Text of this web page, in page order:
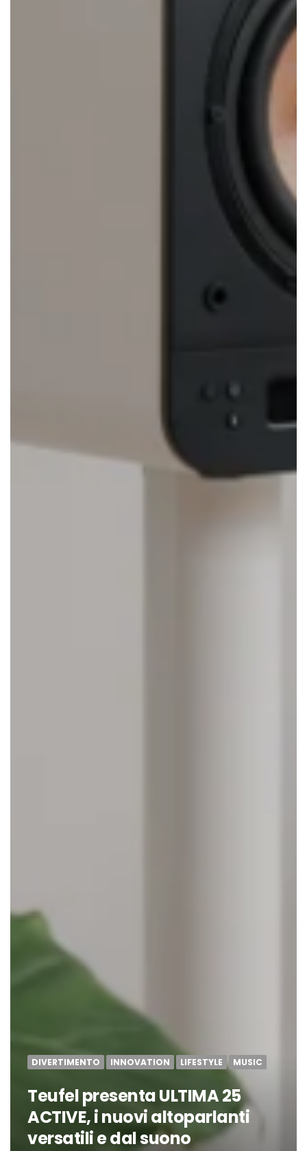
DIVERTIMENTO INNOVATION LIFESTYLE MUSIC
Teufel presenta ULTIMA 25
ACTIVE, i nuovi altoparlanti
versatili e dal suono